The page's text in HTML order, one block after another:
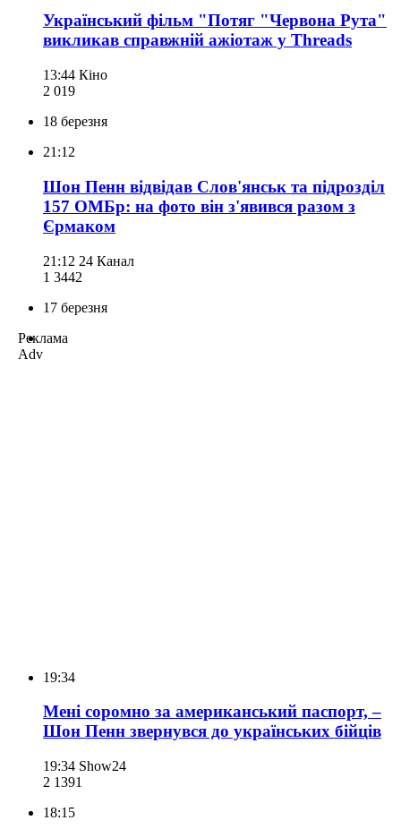
Український фільм "Потяг "Червона Рута"
викликав справжній ажіотаж у Threads
13:44 Кіно
2 019
18 березня
21:12
Шон Пенн відвідав Слов'янськ та підрозділ
157 ОМБр: на фото він з'явився разом з
Єрмаком
21:12 24 Канал
1 3442
17 березня
Реклама
Adv
19:34
Мені соромно за американський паспорт, –
Шон Пенн звернувся до українських бійців
19:34 Show24
2 1391
18:15